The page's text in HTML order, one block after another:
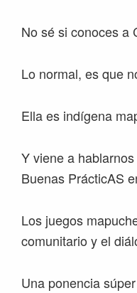
No sé si conoces a
Lo normal, es que
Ella es indígena
Y viene a
Buenas PrácticAS
Los juegos
comunitario y el
Una ponencia